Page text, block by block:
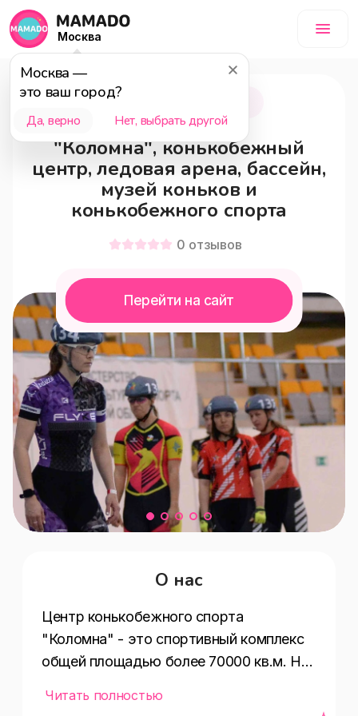
Москва
Москва —
это ваш город?
Да, верно Нет, выбрать другой
Коломна
"Коломна", конькобежный
центр, ледовая арена, бассейн,
музей коньков и
конькобежного спорта
0 отзывов
Перейти на сайт
О нас
Центр конькобежного спорта
"Коломна" - это спортивный комплекс
общей площадью более 70000 кв.м. На
Читать полностью